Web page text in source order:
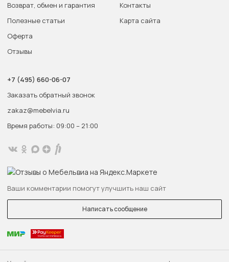
Возврат, обмен и гарантия
Полезные статьи
Оферта
Отзывы
Контакты
Карта сайта
+7 (495) 660-06-07
Заказать обратный звонок
zakaz@mebelvia.ru
Время работы: 09:00 – 21:00
Ваши комментарии помогут улучшить наш сайт
Написать сообщение